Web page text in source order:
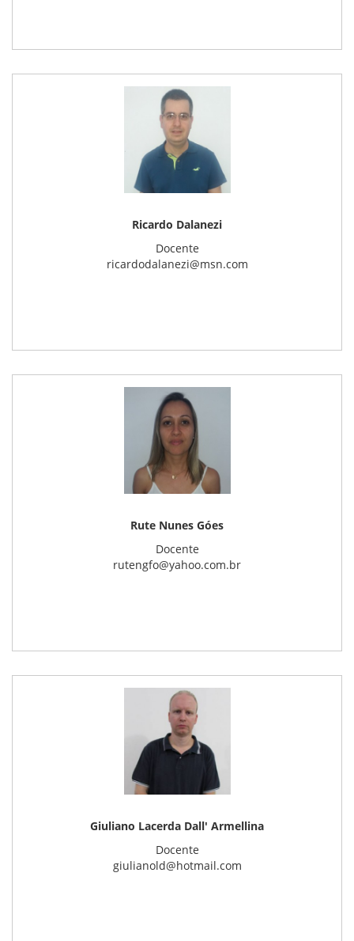
Ricardo Dalanezi
Docente
ricardodalanezi@msn.com
Rute Nunes Góes
Docente
rutengfo@yahoo.com.br
Giuliano Lacerda Dall' Armellina
Docente
giulianold@hotmail.com